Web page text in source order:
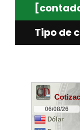
Tipo de